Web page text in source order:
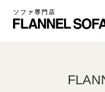
ソファ専門店